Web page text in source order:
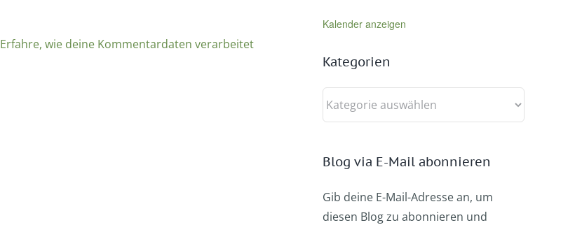
Erfahre, wie deine Kommentardaten verarbeitet
Kalender anzeigen
Kategorien
Kategorien
Blog via E-Mail abonnieren
Gib deine E-Mail-Adresse an, um
diesen Blog zu abonnieren und